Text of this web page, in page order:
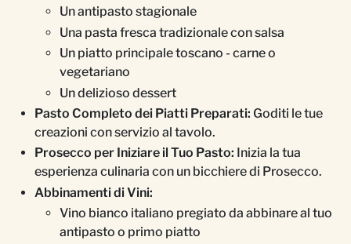
Un antipasto stagionale
Una pasta fresca tradizionale con salsa
Un piatto principale toscano - carne o
vegetariano
Un delizioso dessert
Pasto Completo dei Piatti Preparati: Goditi le tue
creazioni con servizio al tavolo.
Prosecco per Iniziare il Tuo Pasto: Inizia la tua
esperienza culinaria con un bicchiere di Prosecco.
Abbinamenti di Vini:
Vino bianco italiano pregiato da abbinare al tuo
antipasto o primo piatto